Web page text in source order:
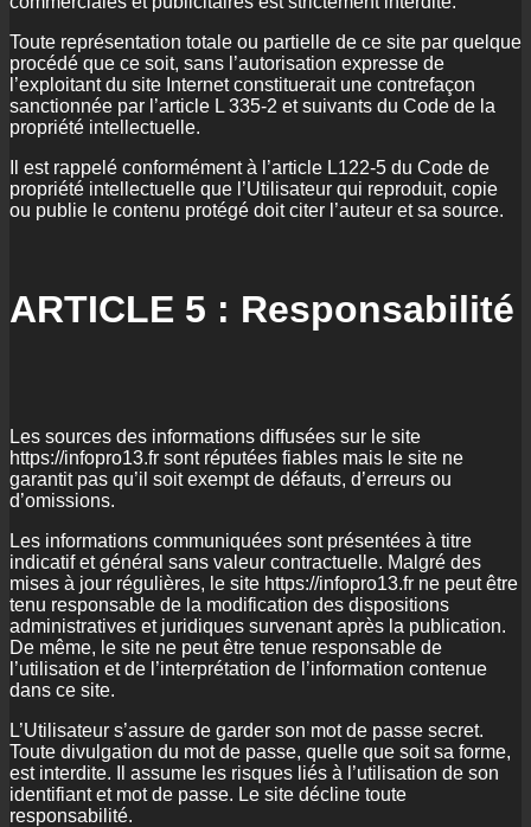
Toute représentation totale ou partielle de ce site par quelque
procédé que ce soit, sans l’autorisation expresse de
l’exploitant du site Internet constituerait une contrefaçon
sanctionnée par l’article L 335-2 et suivants du Code de la
propriété intellectuelle.
Il est rappelé conformément à l’article L122-5 du Code de
propriété intellectuelle que l’Utilisateur qui reproduit, copie
ou publie le contenu protégé doit citer l’auteur et sa source.
ARTICLE 5 : Responsabilité
Les sources des informations diffusées sur le site
https://infopro13.fr sont réputées fiables mais le site ne
garantit pas qu’il soit exempt de défauts, d’erreurs ou
d’omissions.
Les informations communiquées sont présentées à titre
indicatif et général sans valeur contractuelle. Malgré des
mises à jour régulières, le site https://infopro13.fr ne peut être
tenu responsable de la modification des dispositions
administratives et juridiques survenant après la publication.
De même, le site ne peut être tenue responsable de
l’utilisation et de l’interprétation de l’information contenue
dans ce site.
L’Utilisateur s’assure de garder son mot de passe secret.
Toute divulgation du mot de passe, quelle que soit sa forme,
est interdite. Il assume les risques liés à l’utilisation de son
identifiant et mot de passe. Le site décline toute
responsabilité.